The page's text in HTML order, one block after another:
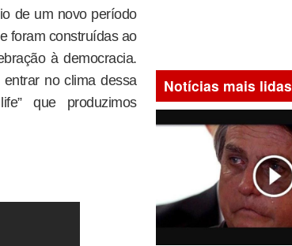
de um novo período
foram construídas ao
à democracia.
no clima dessa
que produzimos
Notícias mais lidas